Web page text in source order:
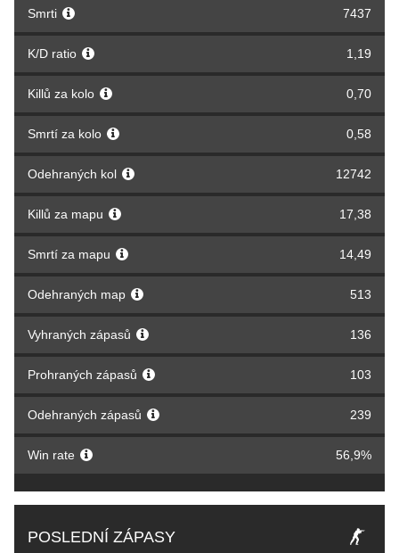
Smrti 7437
K/D ratio 1,19
Killů za kolo 0,70
Smrtí za kolo 0,58
Odehraných kol 12742
Killů za mapu 17,38
Smrtí za mapu 14,49
Odehraných map 513
Vyhraných zápasů 136
Prohraných zápasů 103
Odehraných zápasů 239
Win rate 56,9%
POSLEDNÍ ZÁPASY